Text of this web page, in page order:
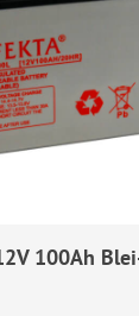
100Ah